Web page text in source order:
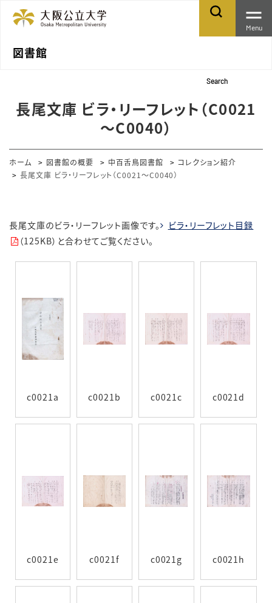
図書館
Search
Menu
長尾文庫 ビラ・リーフレット（C0021
～C0040）
ホーム 図書館の概要 中百舌鳥図書館
コレクション紹介
長尾文庫 ビラ・リーフレット（C0021～C0040）
長尾文庫のビラ・リーフレット画像です。
ビラ・リーフレット目録
（125KB）と合わせてご覧ください。
c0021a c0021b c0021c c0021d
c0021e c0021f c0021g c0021h